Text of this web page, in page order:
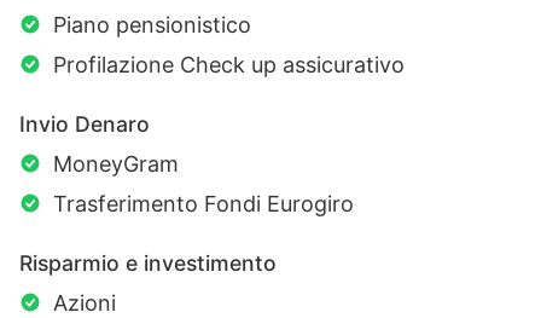
Piano pensionistico
Profilazione Check up assicurativo
Invio Denaro
MoneyGram
Trasferimento Fondi Eurogiro
Risparmio e investimento
Azioni